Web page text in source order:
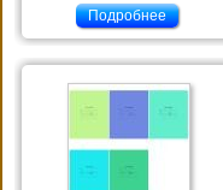
Подробнее